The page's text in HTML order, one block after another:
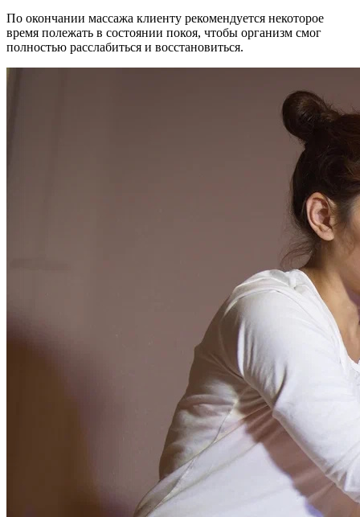
По окончании массажа клиенту рекомендуется некоторое
время полежать в состоянии покоя, чтобы организм смог
полностью расслабиться и восстановиться.